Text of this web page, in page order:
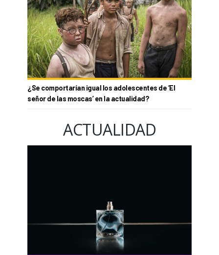
¿Se comportarían igual los adolescentes de ‘El
señor de las moscas’ en la actualidad?
ACTUALIDAD